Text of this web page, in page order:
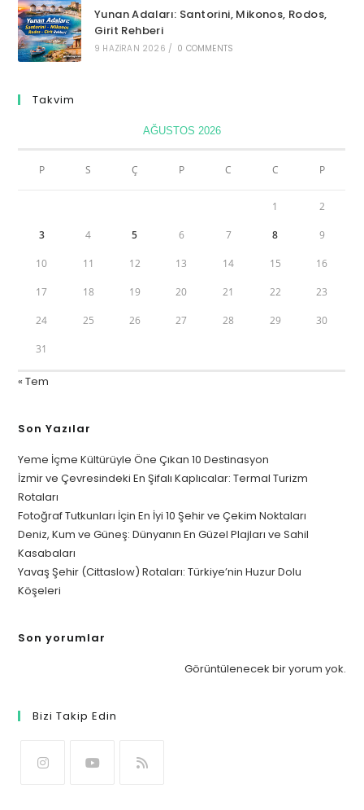
Yunan Adaları: Santorini, Mikonos, Rodos,
Girit Rehberi
9 HAZIRAN 2026 / 0 COMMENTS
Takvim
AĞUSTOS 2026
P S Ç P C C P
1 2
3 4 5 6 7 8 9
10 11 12 13 14 15 16
17 18 19 20 21 22 23
24 25 26 27 28 29 30
31
« Tem
Son Yazılar
Yeme İçme Kültürüyle Öne Çıkan 10 Destinasyon
İzmir ve Çevresindeki En Şifalı Kaplıcalar: Termal Turizm
Rotaları
Fotoğraf Tutkunları İçin En İyi 10 Şehir ve Çekim Noktaları
Deniz, Kum ve Güneş: Dünyanın En Güzel Plajları ve Sahil
Kasabaları
Yavaş Şehir (Cittaslow) Rotaları: Türkiye’nin Huzur Dolu
Köşeleri
Son yorumlar
Görüntülenecek bir yorum yok.
Bizi Takip Edin